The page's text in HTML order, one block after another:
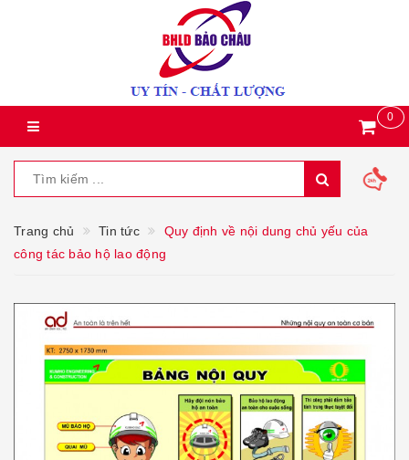
0
Trang chủ Tin tức
Quy định về nội dung chủ yếu của
công tác bảo hộ lao động